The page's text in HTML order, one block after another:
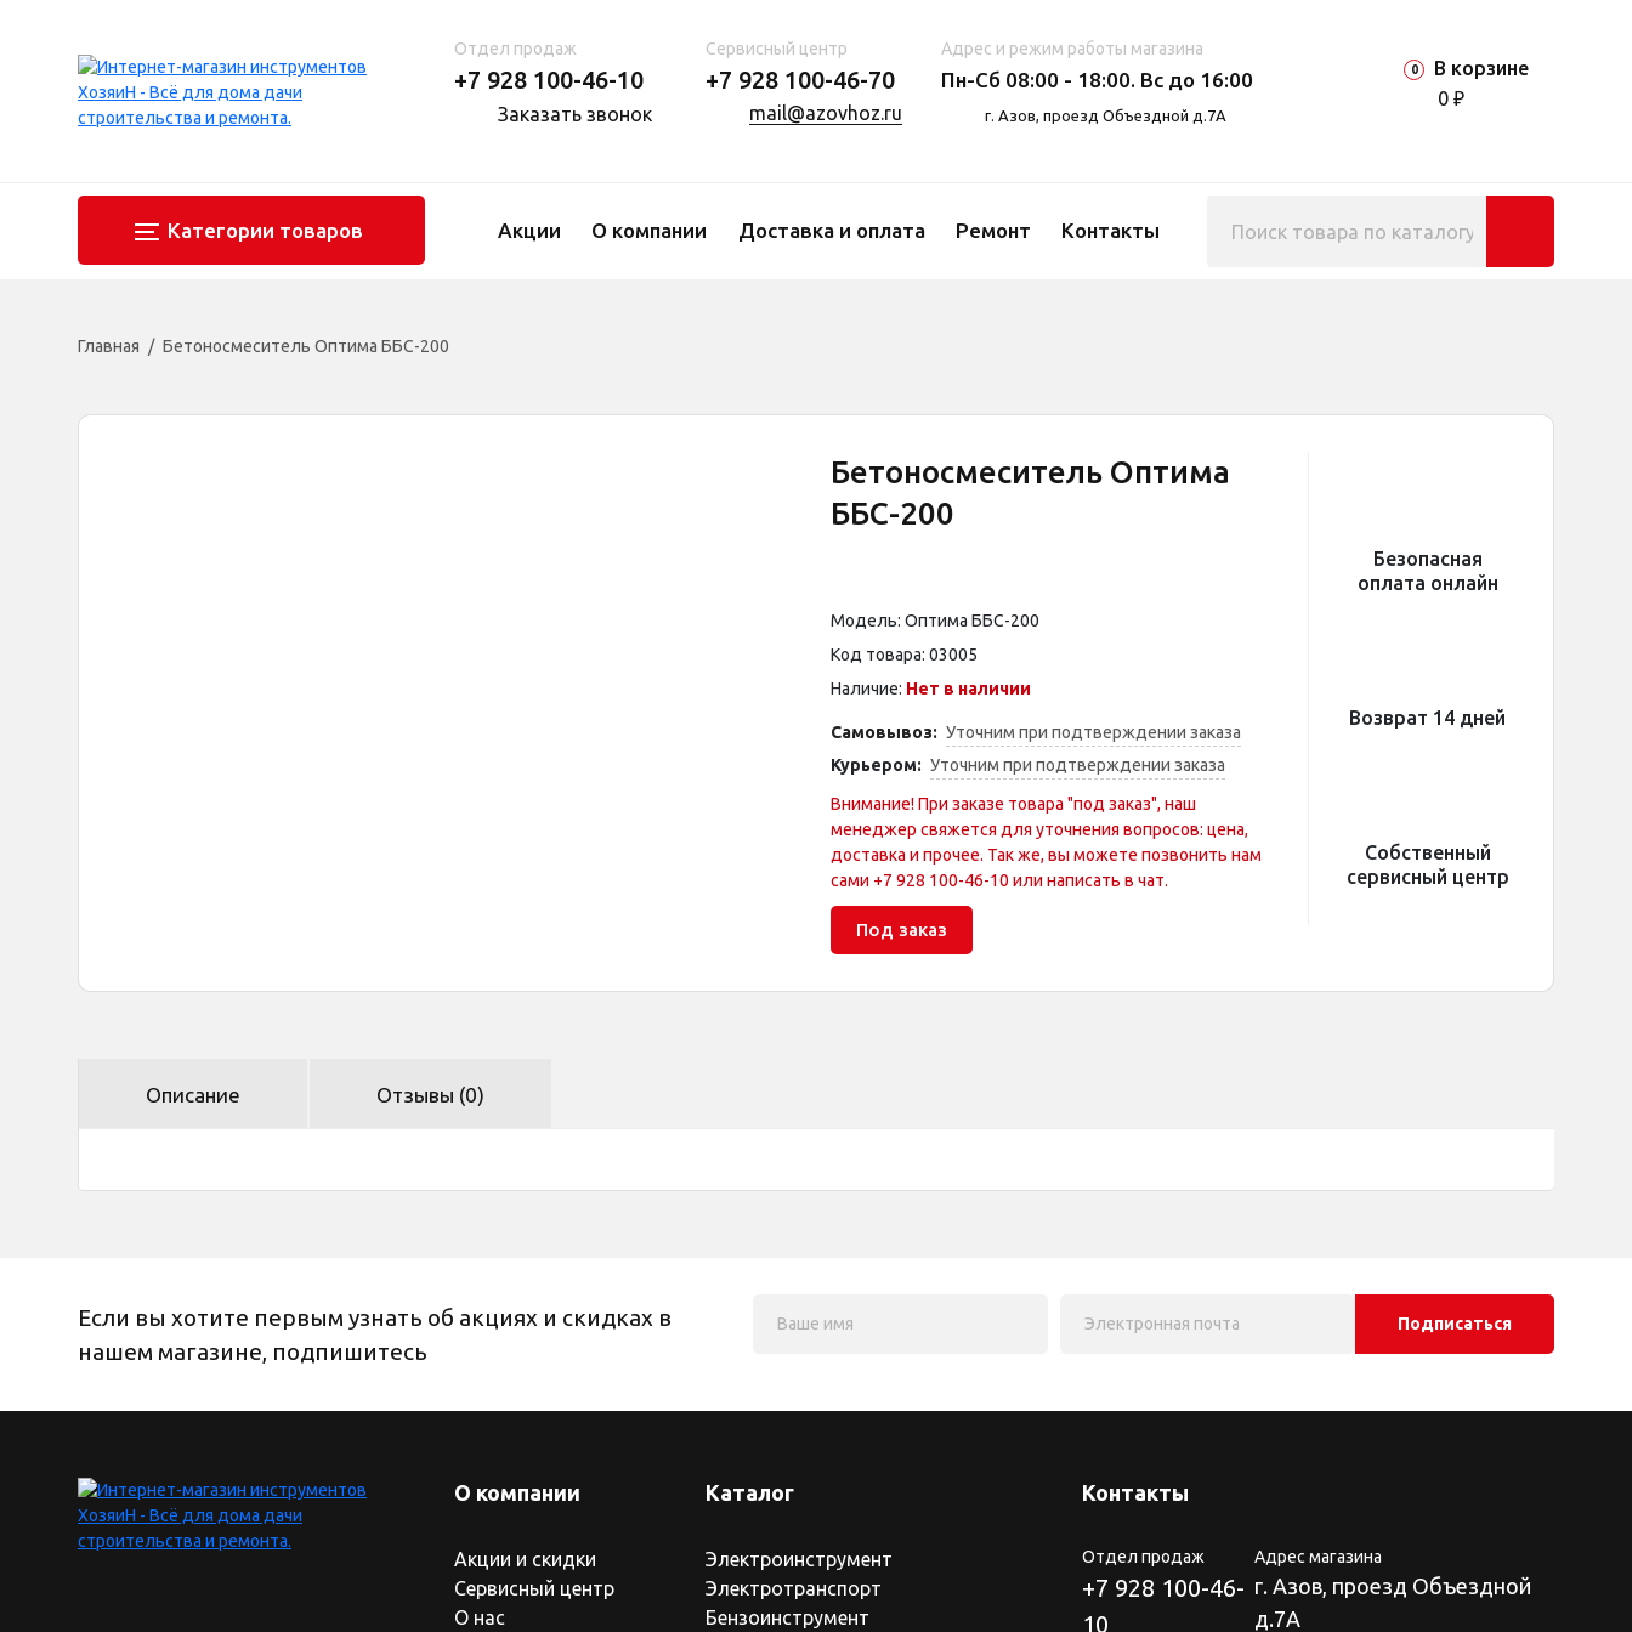
Отдел продаж
+7 928 100-46-10
Заказать звонок
Сервисный центр
+7 928 100-46-70
mail@azovhoz.ru
Адрес и режим работы магазина
Пн-Сб 08:00 - 18:00. Вс до 16:00
г. Азов, проезд Объездной д.7А
В корзине
0
0 ₽
Категории товаров Акции О компании Доставка и оплата Ремонт Контакты
Главная Бетоносмеситель Оптима ББС-200
Бетоносмеситель Оптима
ББС-200
Модель: Оптима ББС-200
Код товара: 03005
Наличие: Нет в наличии
Самовывоз: Уточним при подтверждении заказа
Курьером: Уточним при подтверждении заказа
Внимание! При заказе товара "под заказ", наш
менеджер свяжется для уточнения вопросов: цена,
доставка и прочее. Так же, вы можете позвонить нам
сами +7 928 100-46-10 или написать в чат.
Под заказ
Безопасная
оплата онлайн
Возврат 14 дней
Собственный
сервисный центр
Описание Отзывы (0)
Если вы хотите первым узнать об акциях и скидках в
нашем магазине, подпишитесь
Подписаться
О компании
Акции и скидки
Сервисный центр
О нас
Каталог
Электроинструмент
Электротранспорт
Бензоинструмент
Контакты
Отдел продаж
+7 928 100-46-
10
Адрес магазина
г. Азов, проезд Объездной
д.7А